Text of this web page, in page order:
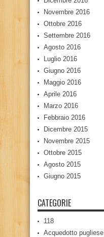
Novembre 2016
Ottobre 2016
Settembre 2016
Agosto 2016
Luglio 2016
Giugno 2016
Maggio 2016
Aprile 2016
Marzo 2016
Febbraio 2016
Dicembre 2015
Novembre 2015
Ottobre 2015
Agosto 2015
Giugno 2015
CATEGORIE
118
Acquedotto pugliese